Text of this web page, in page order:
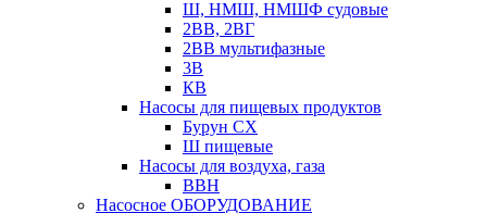
Ш, НМШ, НМШФ судовые
2ВВ, 2ВГ
2ВВ мультифазные
3В
КВ
Насосы для пищевых продуктов
Бурун СХ
Ш пищевые
Насосы для воздуха, газа
ВВН
Насосное ОБОРУДОВАНИЕ